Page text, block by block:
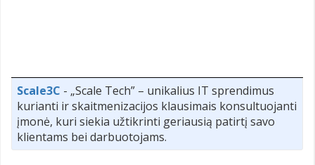
Scale3C - „Scale Tech” – unikalius IT sprendimus
kurianti ir skaitmenizacijos klausimais konsultuojanti
įmonė, kuri siekia užtikrinti geriausią patirtį savo
klientams bei darbuotojams.